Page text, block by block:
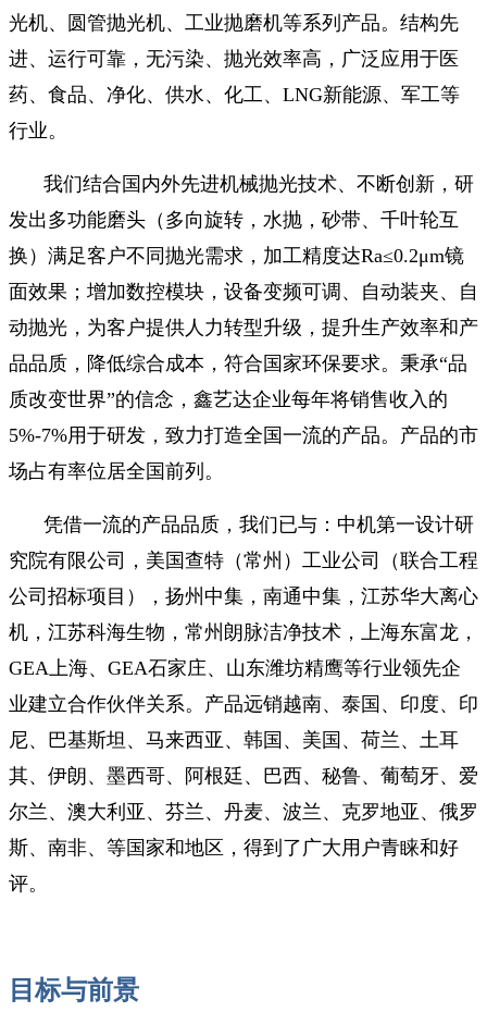
光机、圆管抛光机、工业抛磨机等系列产品。结构先
进、运行可靠，无污染、抛光效率高，广泛应用于医
药、食品、净化、供水、化工、LNG新能源、军工等
行业。
我们结合国内外先进机械抛光技术、不断创新，研
发出多功能磨头（多向旋转，水抛，砂带、千叶轮互
换）满足客户不同抛光需求，加工精度达Ra≤0.2μm镜
面效果；增加数控模块，设备变频可调、自动装夹、自
动抛光，为客户提供人力转型升级，提升生产效率和产
品品质，降低综合成本，符合国家环保要求。秉承“品
质改变世界”的信念，鑫艺达企业每年将销售收入的
5%-7%用于研发，致力打造全国一流的产品。产品的市
场占有率位居全国前列。
凭借一流的产品品质，我们已与：中机第一设计研
究院有限公司，美国查特（常州）工业公司（联合工程
公司招标项目），扬州中集，南通中集，江苏华大离心
机，江苏科海生物，常州朗脉洁净技术，上海东富龙，
GEA上海、GEA石家庄、山东潍坊精鹰等行业领先企
业建立合作伙伴关系。产品远销越南、泰国、印度、印
尼、巴基斯坦、马来西亚、韩国、美国、荷兰、土耳
其、伊朗、墨西哥、阿根廷、巴西、秘鲁、葡萄牙、爱
尔兰、澳大利亚、芬兰、丹麦、波兰、克罗地亚、俄罗
斯、南非、等国家和地区，得到了广大用户青睐和好
评。
目标与前景